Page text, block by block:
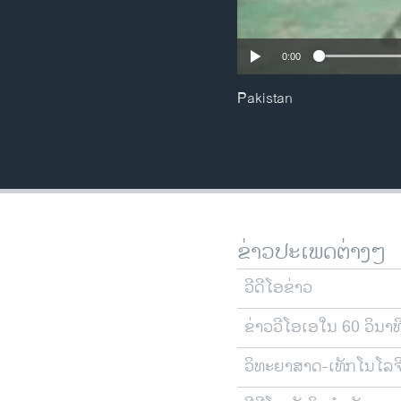
0:00
Pakistan
ຂ່າວປະເພດຕ່າງໆ
ວີດີໂອຂ່າວ
ຂ່າວວີໂອເອໃນ 60 ວິນາ
ວິທະຍາສາດ-ເທັກໂນໂລ